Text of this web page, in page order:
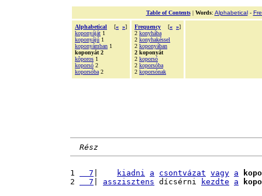
Table of Contents| Words: Alphabetical-
Alphabetical [« »]
koponyáját 1
koponyájú 1
koponyámban 1
koponyát 2
kõporos 1
koporsó 2
koporsóba 2
Frequency [« »]
2 konyhába
2 konyhakéssel
2 koponyában
2 koponyát
2 koporsó
2 koporsóba
2 koporsónak
Rész
1
  7
kiadni a csontvázat vagy a
2
  7
asszisztens dícsérni kezdte a